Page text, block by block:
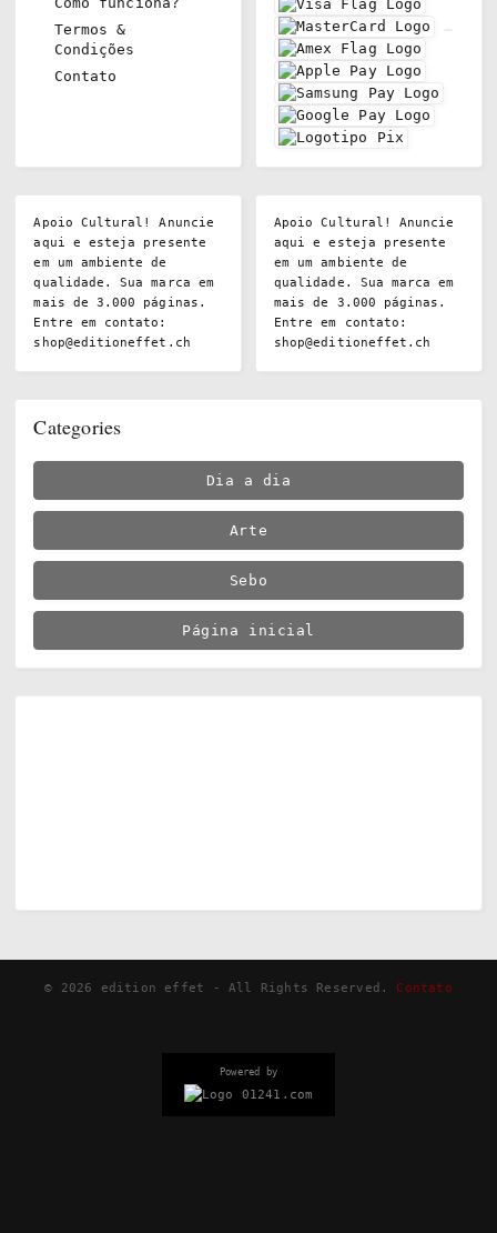
Termos &
Condições
Contato
Apoio Cultural! Anuncie
aqui e esteja presente
em um ambiente de
qualidade. Sua marca em
mais de 3.000 páginas.
Entre em contato:
shop@editioneffet.ch
Apoio Cultural! Anuncie
aqui e esteja presente
em um ambiente de
qualidade. Sua marca em
mais de 3.000 páginas.
Entre em contato:
shop@editioneffet.ch
Categories
Dia a dia
Arte
Sebo
Página inicial
© 2026 edition effet - All Rights Reserved. Contato
Powered by